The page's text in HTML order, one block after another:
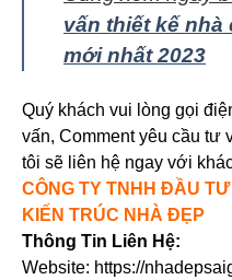
vấn thiết kế nhà
mới nhất 2023
Quý khách vui lòng gọi
vấn, Comment yêu cầu tư
tôi sẽ liên hệ ngay với
CÔNG TY TNHH ĐẦU
KIẾN TRÚC NHÀ ĐẸP
Thông Tin Liên Hệ:
Website: https://